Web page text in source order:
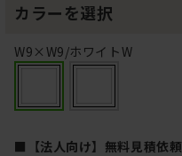
カラーを選択
W9×W9/ホワイトW
■【法人向け】無料見積依頼